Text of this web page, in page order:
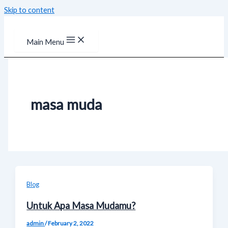
Skip to content
Main Menu
masa muda
Blog
Untuk Apa Masa Mudamu?
admin/February 2, 2022